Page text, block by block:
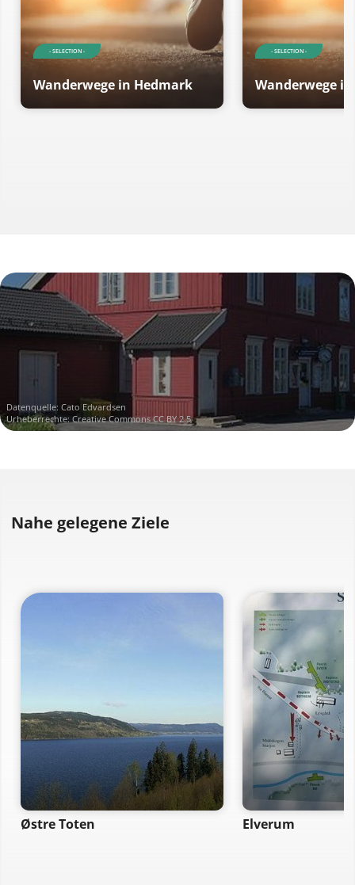
- SELECTION -
Wanderwege in Hedmark
- SELECTION -
Wanderwege
Datenquelle: Cato Edvardsen
Urheberrechte: Creative Commons CC BY 2.5
Nahe gelegene Ziele
Østre Toten Elverum